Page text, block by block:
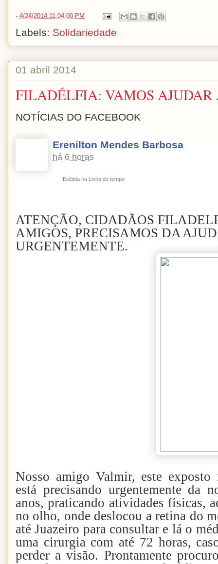
- 4/24/2014 11:04:00 PM
Labels: Solidariedade
01 abril 2014
FILADÉLFIA: VAMOS AJUDAR
NOTÍCIAS DO FACEBOOK
Erenilton Mendes Barbosa
há 6 horas
Exibida na Linha do tempo
ATENÇÃO, CIDADÃOS
AMIGOS, PRECISAMOS DA
URGENTEMENTE.
Nosso amigo Valmir, este
está precisando urgentemente da
anos, praticando atividades físicas,
no olho, onde deslocou a retina do
até Juazeiro para consultar e lá o
uma cirurgia com até 72 horas,
perder a visão. Prontamente